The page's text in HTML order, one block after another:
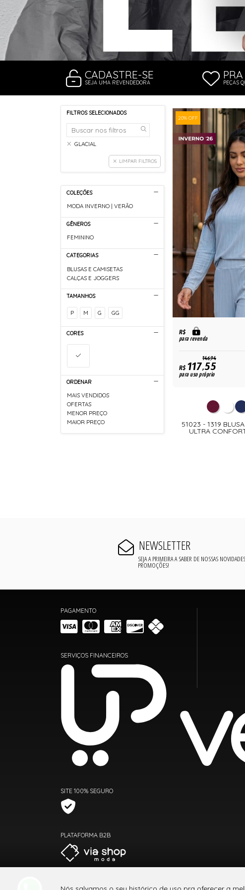
SAÍDAS DE PRAIA
SANDÁLIAS
SHORTS E SAIAS
TOP DE BIQUÍNI
CADASTRE-SE
SEJA UMA REVENDEDORA PEÇAS
FILTROS SELECIONADOS
GLACIAL
LIMPAR FILTROS
COLEÇÕES
MODA INVERNO | VERÃO
GÊNEROS
FEMININO
CATEGORIAS
BLUSAS E CAMISETAS
CALÇAS E JOGGERS
TAMANHOS
P M G GG
CORES
ORDENAR
MAIS VENDIDOS
OFERTAS
MENOR PREÇO
MAIOR PREÇO
20% OFF
R$
para revenda
146,94
R$117,55
para uso próprio
51023 - 1319
ULTRA
NEWSLETTER
SEJA A PRIMEIRA A SABER DE NOSSAS
PROMOÇÕES!
PAGAMENTO
SERVIÇOS FINANCEIROS
SITE 100% SEGURO
PLATAFORMA B2B